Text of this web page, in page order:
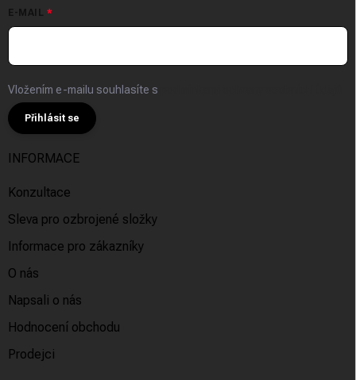
E-MAIL
Vložením e-mailu souhlasíte s
Přihlásit se
INFORMACE
Konzultace
Sleva pro ozbrojené složky
Informace pro zákazníky
O nás
Napsali o nás
Hodnocení obchodu
Prodejci